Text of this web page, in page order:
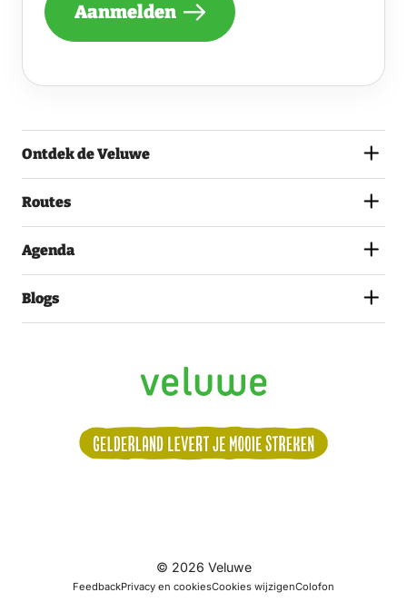
ONTVANGEN
EN
HET
Aanmelden
Ontdek de Veluwe
Routes
Agenda
Blogs
ons:
© 2026 Veluwe
FeedbackPrivacy en cookiesCookies wijzigenColofon